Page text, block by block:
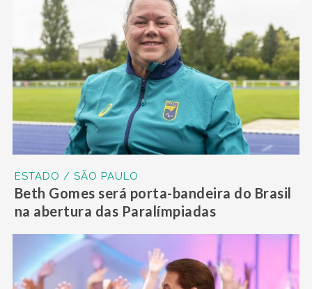
ESTADO / SÃO PAULO
Beth Gomes será porta-bandeira do Brasil
na abertura das Paralímpiadas